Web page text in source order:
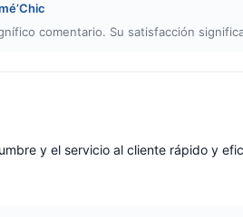
comentario. Su satisfacción
y el servicio al cliente rápido y